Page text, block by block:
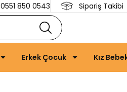
0551 850 0543 Sipariş Takibi
Erkek Çocuk Kız